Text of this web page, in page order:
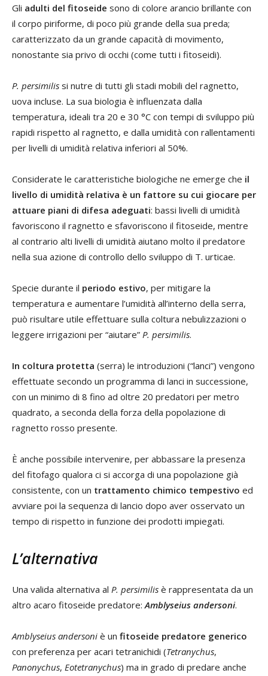
Gli adulti del fitoseide sono di colore arancio brillante con
il corpo piriforme, di poco più grande della sua preda;
caratterizzato da un grande capacità di movimento,
nonostante sia privo di occhi (come tutti i fitoseidi).
P. persimilis si nutre di tutti gli stadi mobili del ragnetto,
uova incluse. La sua biologia è influenzata dalla
temperatura, ideali tra 20 e 30 °C con tempi di sviluppo più
rapidi rispetto al ragnetto, e dalla umidità con rallentamenti
per livelli di umidità relativa inferiori al 50%.
Considerate le caratteristiche biologiche ne emerge che il
livello di umidità relativa è un fattore su cui giocare per
attuare piani di difesa adeguati: bassi livelli di umidità
favoriscono il ragnetto e sfavoriscono il fitoseide, mentre
al contrario alti livelli di umidità aiutano molto il predatore
nella sua azione di controllo dello sviluppo di T. urticae.
Specie durante il periodo estivo, per mitigare la
temperatura e aumentare l’umidità all’interno della serra,
può risultare utile effettuare sulla coltura nebulizzazioni o
leggere irrigazioni per “aiutare” P. persimilis.
In coltura protetta (serra) le introduzioni (“lanci”) vengono
effettuate secondo un programma di lanci in successione,
con un minimo di 8 fino ad oltre 20 predatori per metro
quadrato, a seconda della forza della popolazione di
ragnetto rosso presente.
È anche possibile intervenire, per abbassare la presenza
del fitofago qualora ci si accorga di una popolazione già
consistente, con un trattamento chimico tempestivo ed
avviare poi la sequenza di lancio dopo aver osservato un
tempo di rispetto in funzione dei prodotti impiegati.
L’alternativa
Una valida alternativa al P. persimilis è rappresentata da un
altro acaro fitoseide predatore:Amblyseius andersoni.
Amblyseius andersoni è un fitoseide predatore generico
con preferenza per acari tetranichidi (Tetranychus,
Panonychus, Eotetranychus) ma in grado di predare anche